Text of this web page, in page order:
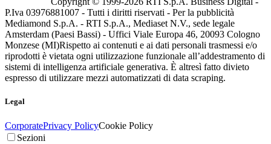
P.Iva 03976881007 - Tutti i diritti riservati - Per la pubblicità
Mediamond S.p.A. - RTI S.p.A., Mediaset N.V., sede legale
Amsterdam (Paesi Bassi) - Uffici Viale Europa 46, 20093 Cologno
Monzese (MI)Rispetto ai contenuti e ai dati personali trasmessi e/o
riprodotti è vietata ogni utilizzazione funzionale all’addestramento di
sistemi di intelligenza artificiale generativa. È altresì fatto divieto
espresso di utilizzare mezzi automatizzati di data scraping.
Legal
CorporatePrivacy PolicyCookie Policy
Sezioni